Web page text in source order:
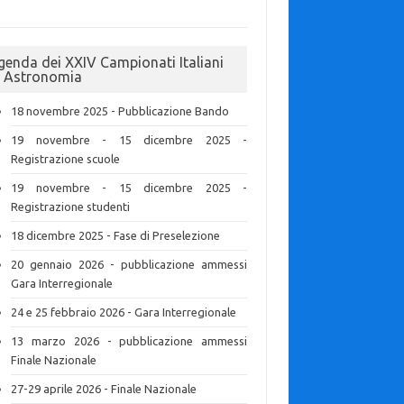
dei XXIV Campionati Italiani
Astronomia
18 novembre 2025 - Pubblicazione Bando
19 novembre - 15 dicembre 2025 -
Registrazione scuole
19 novembre - 15 dicembre 2025 -
Registrazione studenti
18 dicembre 2025 - Fase di Preselezione
20 gennaio 2026 - pubblicazione ammessi
Gara Interregionale
24 e 25 febbraio 2026 - Gara Interregionale
13 marzo 2026 - pubblicazione ammessi
Finale Nazionale
27-29 aprile 2026 - Finale Nazionale